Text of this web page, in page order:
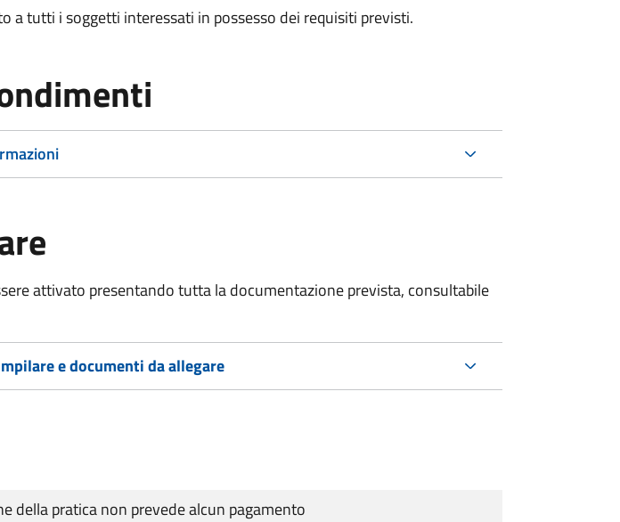
a tutti i soggetti interessati in possesso dei requisiti previsti.
attivato presentando tutta la documentazione prevista, consultabile
e documenti da allegare
della pratica non prevede alcun pagamento